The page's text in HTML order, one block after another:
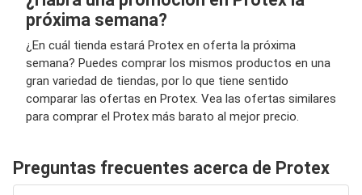
próxima semana?
¿En cuál tienda estará Protex en oferta la próxima
semana? Puedes comprar los mismos productos en una
gran variedad de tiendas, por lo que tiene sentido
comparar las ofertas en Protex. Vea las ofertas similares
para comprar el Protex más barato al mejor precio.
Preguntas frecuentes acerca de Protex